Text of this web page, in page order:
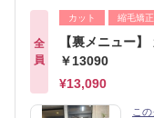
全
員
カット 縮毛矯正
【裏メニュー
￥13090
¥13,090
こ